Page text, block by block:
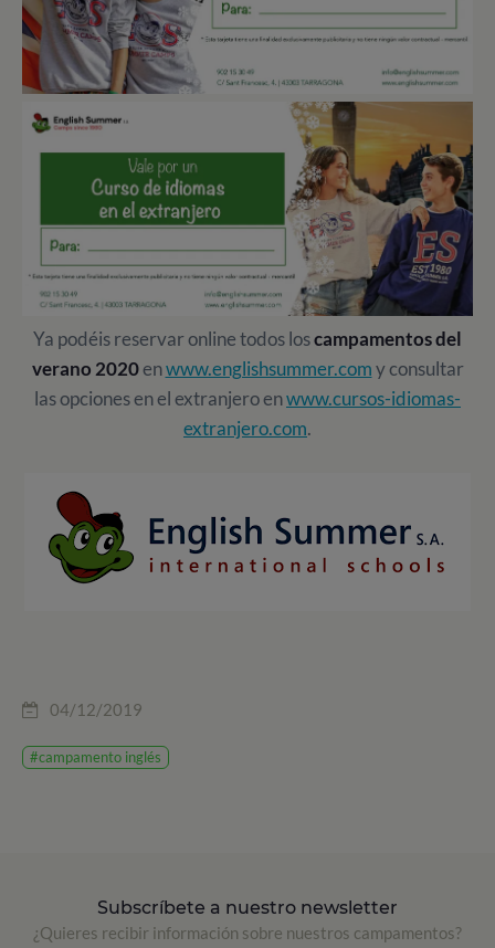
Ya podéis reservar online todos loscampamentos del
verano 2020enwww.englishsummer.comy consultar
las opciones en el extranjero enwww.cursos-idiomas-
extranjero.com.
04/12/2019
#campamento inglés
Subscríbete a nuestro newsletter
¿Quieres recibir información sobre nuestros campamentos?